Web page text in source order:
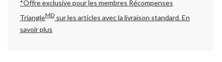
*Offre exclusive pour les membres Récompenses
TriangleMD sur les articles avec la livraison standard.En
savoir plus